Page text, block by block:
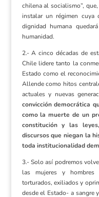
chilena al socialismo”,
instalar un régimen
dignidad humana
humanidad.
2.- A cinco décadas de
Chile lidere tanto la
Estado como el
Allende como hitos
actuales y nuevas
convicción democrática
como la muerte de un
constitución y las
discursos que niegan la
toda institucionalidad
3.- Solo así podremos
las mujeres y hombres
torturados, exiliados y
desde el Estado- a sangre